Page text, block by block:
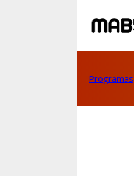
Programas